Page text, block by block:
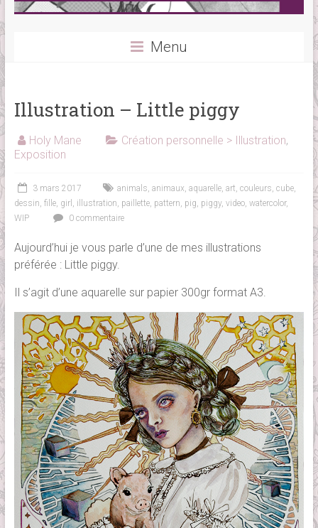
Menu
Illustration – Little piggy
Holy Mane Création personnelle > Illustration,
Exposition
3 mars 2017 animals, animaux, aquarelle, art, couleurs, cube,
dessin, fille, girl , illustration, paillette, pattern, pig, piggy, video, watercolor,
WIP
0 commentaire
Aujourd’hui je vous parle d’une de mes illustrations
préférée : Little piggy.
Il s’agit d’une aquarelle sur papier 300gr format A3.